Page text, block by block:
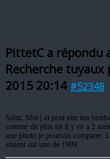
PittetC a répondu
Recherche tuyaux
2015 20:14 #52348
Salut. Moi j ai peut etre ton
comme dit plus tot il y en a 2
une photo je pourrais comparer.
etaient sur une de 1999